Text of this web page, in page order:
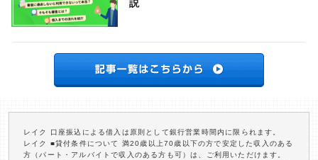
説
レイク 口座振込による借入は原則として銀行営業時間内に限られます。
レイク ■貸付条件について 満20歳以上70歳以下の方で安定した収入のある
方（パート・アルバイトで収入のある方も可）は、ご利用いただけます。